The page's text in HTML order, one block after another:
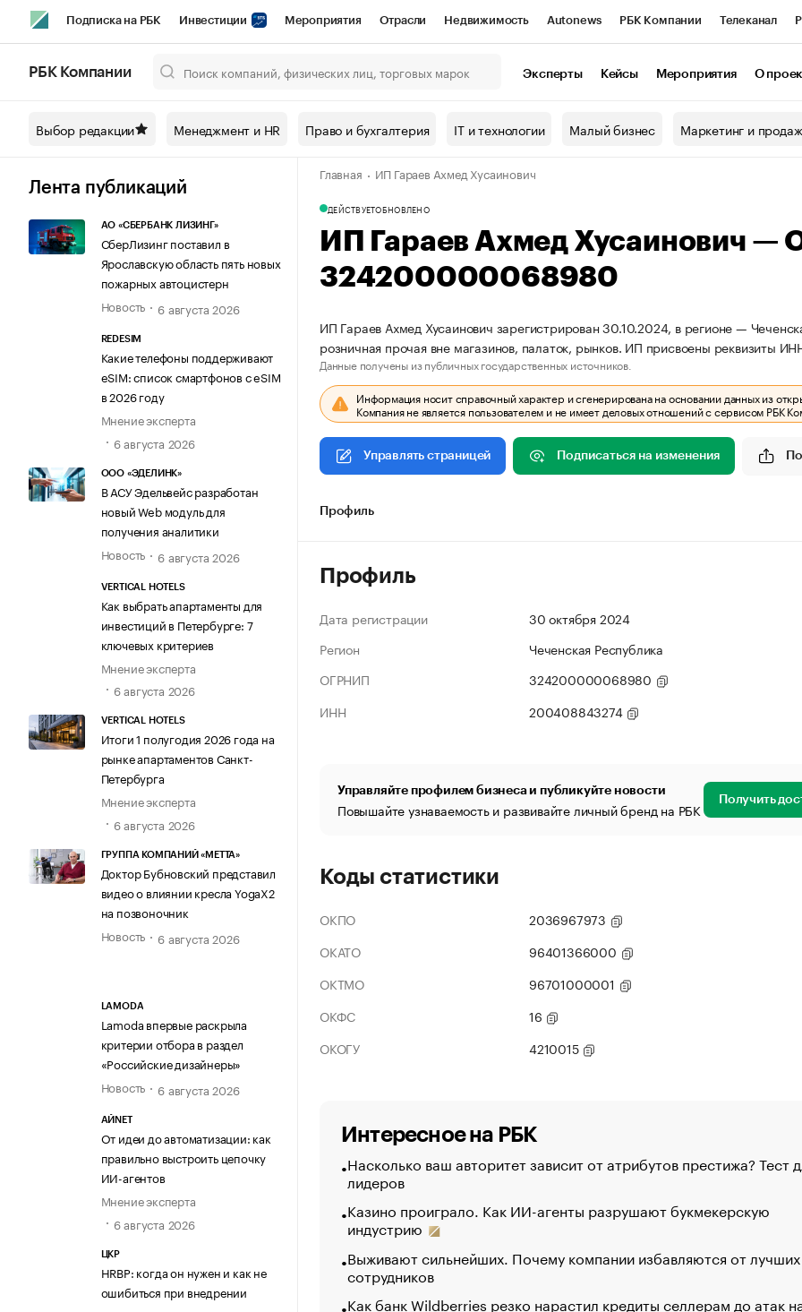
Подписка на РБК Инвестиции Мероприятия Отрасли Недвижимость Autonews РБК Компании Телеканал
Спецпроекты СПб Конференции СПб Спецпроекты Проверка контрагентов
Технологии и медиа Рынок наличной валюты
РБК Компании Эксперты Кейсы Мероприятия О
Выбор редакции Менеджмент и HR Право и бухгалтерия IT и технологии Малый бизнес Маркетинг и
Лента публикаций
АО «СБЕРБАНК ЛИЗИНГ»
СберЛизинг поставил в
Ярославскую область пять новых
пожарных автоцистерн
Новость
6 августа 2026
REDESIM
Какие телефоны поддерживают
eSIM: список смартфонов с eSIM
в 2026 году
Мнение эксперта
6 августа 2026
ООО «ЭДЕЛИНК»
В АСУ Эдельвейс разработан
новый Web модуль для
получения аналитики
Новость
6 августа 2026
VERTICAL HOTELS
Как выбрать апартаменты для
инвестиций в Петербурге: 7
ключевых критериев
Мнение эксперта
6 августа 2026
VERTICAL HOTELS
Итоги 1 полугодия 2026 года на
рынке апартаментов Санкт-
Петербурга
Мнение эксперта
6 августа 2026
ГРУППА КОМПАНИЙ «МЕТТА»
Доктор Бубновский представил
видео о влиянии кресла YogaX2
на позвоночник
Новость
6 августа 2026
LAMODA
Lamoda впервые раскрыла
критерии отбора в раздел
«Российские дизайнеры»
Новость
6 августа 2026
АЙNET
От идеи до автоматизации: как
правильно выстроить цепочку
ИИ-агентов
Мнение эксперта
6 августа 2026
ЦКР
HRBP: когда он нужен и как не
ошибиться при внедрении
Главная ИП Гараев Ахмед Хусаинович
ДЕЙСТВУЕТОБНОВЛЕНО
ИП Гараев Ахмед Хусаинович —
324200000068980
ИП Гараев Ахмед Хусаинович зарегистрирован 30.10.2024, в регионе —
розничная прочая вне магазинов, палаток, рынков. ИП присвоены
Данные получены из публичных государственных источников.
Информация носит справочный характер и сгенерирована на основании данных из
Компания не является пользователем и не имеет деловых отношений с сервисом РБК
Управлять страницей Подписаться на изменения
Профиль
Профиль
Дата регистрации
30 октября 2024
Регион
Чеченская Республика
ОГРНИП
324200000068980
ИНН
200408843274
Управляйте профилем бизнеса и публикуйте новости
Повышайте узнаваемость и развивайте личный бренд на РБК Получить
Коды статистики
ОКПО
2036967973
ОКАТО
96401366000
ОКТМО
96701000001
ОКФС
16
ОКОГУ
4210015
Интересное на РБК
Насколько ваш авторитет зависит от атрибутов престижа? Тест
лидеров
Казино проиграло. Как ИИ-агенты разрушают букмекерскую
индустрию
Выживают сильнейших. Почему компании избавляются от лучших
сотрудников
Как банк Wildberries резко нарастил кредиты селлерам до атак